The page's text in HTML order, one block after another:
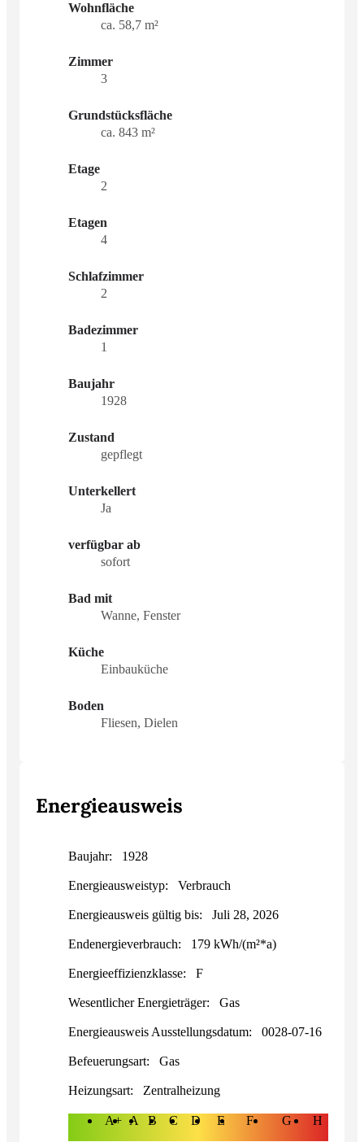
Wohnfläche
ca. 58,7 m²
Zimmer
3
Grundstücksfläche
ca. 843 m²
Etage
2
Etagen
4
Schlafzimmer
2
Badezimmer
1
Baujahr
1928
Zustand
gepflegt
Unterkellert
Ja
verfügbar ab
sofort
Bad mit
Wanne, Fenster
Küche
Einbauküche
Boden
Fliesen, Dielen
Energieausweis
Baujahr: 1928
Energieausweistyp: Verbrauch
Energieausweis gültig bis: Juli 28, 2026
Endenergieverbrauch: 179 kWh/(m²*a)
Energieeffizienzklasse: F
Wesentlicher Energieträger: Gas
Energieausweis Ausstellungsdatum: 0028-07-16
Befeuerungsart: Gas
Heizungsart: Zentralheizung
A+ A B C D E F G
H